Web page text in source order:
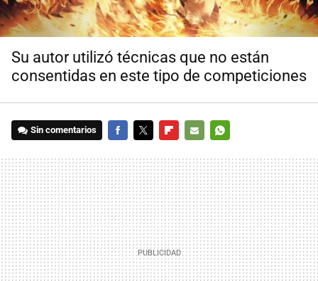
Su autor utilizó técnicas que no están
consentidas en este tipo de competiciones
Sin comentarios
MAIL